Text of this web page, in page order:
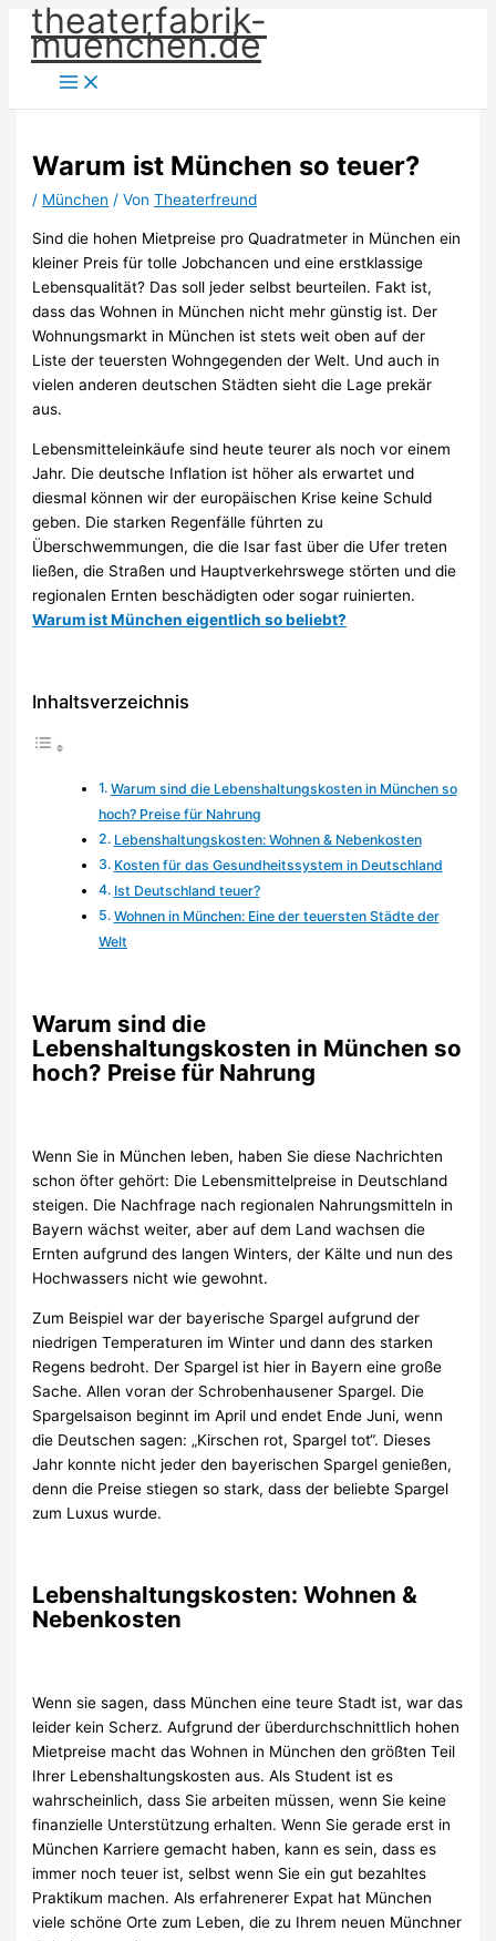
Zum
Inhalt
springen
theaterfabrik-
muenchen.de
Warum ist München so teuer?
/ München / VonTheaterfreund
Sind die hohen Mietpreise pro Quadratmeter in München ein
kleiner Preis für tolle Jobchancen und eine erstklassige
Lebensqualität? Das soll jeder selbst beurteilen. Fakt ist,
dass das Wohnen in München nicht mehr günstig ist. Der
Wohnungsmarkt in München ist stets weit oben auf der
Liste der teuersten Wohngegenden der Welt. Und auch in
vielen anderen deutschen Städten sieht die Lage prekär
aus.
Lebensmitteleinkäufe sind heute teurer als noch vor einem
Jahr. Die deutsche Inflation ist höher als erwartet und
diesmal können wir der europäischen Krise keine Schuld
geben. Die starken Regenfälle führten zu
Überschwemmungen, die die Isar fast über die Ufer treten
ließen, die Straßen und Hauptverkehrswege störten und die
regionalen Ernten beschädigten oder sogar ruinierten.
Warum ist München eigentlich so beliebt?
Inhaltsverzeichnis
Warum sind die Lebenshaltungskosten in München so
hoch? Preise für Nahrung
Lebenshaltungskosten: Wohnen & Nebenkosten
Kosten für das Gesundheitssystem in Deutschland
Ist Deutschland teuer?
Wohnen in München: Eine der teuersten Städte der
Welt
Warum sind die
Lebenshaltungskosten in München so
hoch? Preise für Nahrung
Wenn Sie in München leben, haben Sie diese Nachrichten
schon öfter gehört: Die Lebensmittelpreise in Deutschland
steigen. Die Nachfrage nach regionalen Nahrungsmitteln in
Bayern wächst weiter, aber auf dem Land wachsen die
Ernten aufgrund des langen Winters, der Kälte und nun des
Hochwassers nicht wie gewohnt.
Zum Beispiel war der bayerische Spargel aufgrund der
niedrigen Temperaturen im Winter und dann des starken
Regens bedroht. Der Spargel ist hier in Bayern eine große
Sache. Allen voran der Schrobenhausener Spargel. Die
Spargelsaison beginnt im April und endet Ende Juni, wenn
die Deutschen sagen: „Kirschen rot, Spargel tot“. Dieses
Jahr konnte nicht jeder den bayerischen Spargel genießen,
denn die Preise stiegen so stark, dass der beliebte Spargel
zum Luxus wurde.
Lebenshaltungskosten: Wohnen &
Nebenkosten
Wenn sie sagen, dass München eine teure Stadt ist, war das
leider kein Scherz. Aufgrund der überdurchschnittlich hohen
Mietpreise macht das Wohnen in München den größten Teil
Ihrer Lebenshaltungskosten aus. Als Student ist es
wahrscheinlich, dass Sie arbeiten müssen, wenn Sie keine
finanzielle Unterstützung erhalten. Wenn Sie gerade erst in
München Karriere gemacht haben, kann es sein, dass es
immer noch teuer ist, selbst wenn Sie ein gut bezahltes
Praktikum machen. Als erfahrenerer Expat hat München
viele schöne Orte zum Leben, die zu Ihrem neuen Münchner